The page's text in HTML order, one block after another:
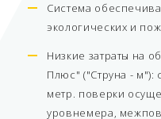
Система
экологических и
Низкие затраты на
Плюс" ("Струна - м"):
метр. поверки
уровнемера,